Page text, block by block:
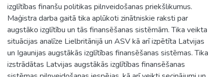
izglītības finanšu politikas pilnveidošanas priekšlikumus.
Maģistra darba gaitā tika aplūkoti zinātniskie raksti par
augstāko izglītību un tās finansēšanas sistēmām. Tika veikta
situācijas analīze Lielbritānijā un ASV kā arī izpētīta Latvijas
un Igaunijas augstākās izglītības finansēšanas sistēmas. Tika
izstrādātas Latvijas augstākās izglītības finansēšanas